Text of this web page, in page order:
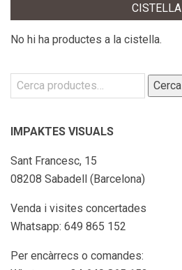
CISTELLA
No hi ha productes a la cistella.
Cerca: Cerca
IMPAKTES VISUALS
Sant Francesc, 15
08208 Sabadell (Barcelona)
Venda i visites concertades
Whatsapp: 649 865 152
Per encàrrecs o comandes: